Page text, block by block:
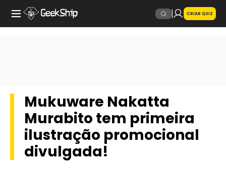
CRIAR QUIZ
Mukuware Nakatta
Murabito tem primeira
ilustração promocional
divulgada!